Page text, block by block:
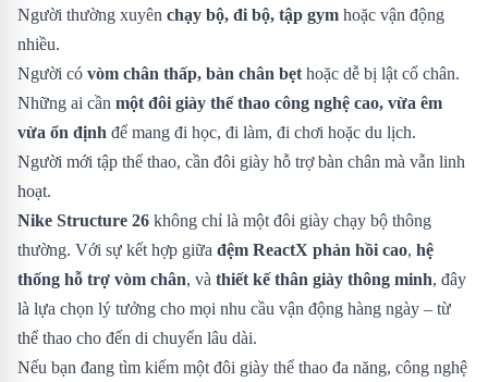
Người thường xuyên chạy bộ, đi bộ, tập gym hoặc vận động
nhiều.
Người có vòm chân thấp, bàn chân bẹt hoặc dễ bị lật cổ chân.
Những ai cần một đôi giày thể thao công nghệ cao, vừa êm
vừa ổn định để mang đi học, đi làm, đi chơi hoặc du lịch.
Người mới tập thể thao, cần đôi giày hỗ trợ bàn chân mà vẫn linh
hoạt.
Nike Structure 26 không chỉ là một đôi giày chạy bộ thông
thường. Với sự kết hợp giữa đệm ReactX phản hồi cao, hệ
thống hỗ trợ vòm chân, và thiết kế thân giày thông minh, đây
là lựa chọn lý tưởng cho mọi nhu cầu vận động hàng ngày – từ
thể thao cho đến di chuyển lâu dài.
Nếu bạn đang tìm kiếm một đôi giày thể thao đa năng, công nghệ